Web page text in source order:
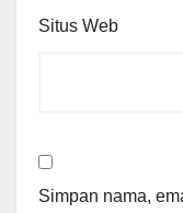
Situs Web
Simpan nama,